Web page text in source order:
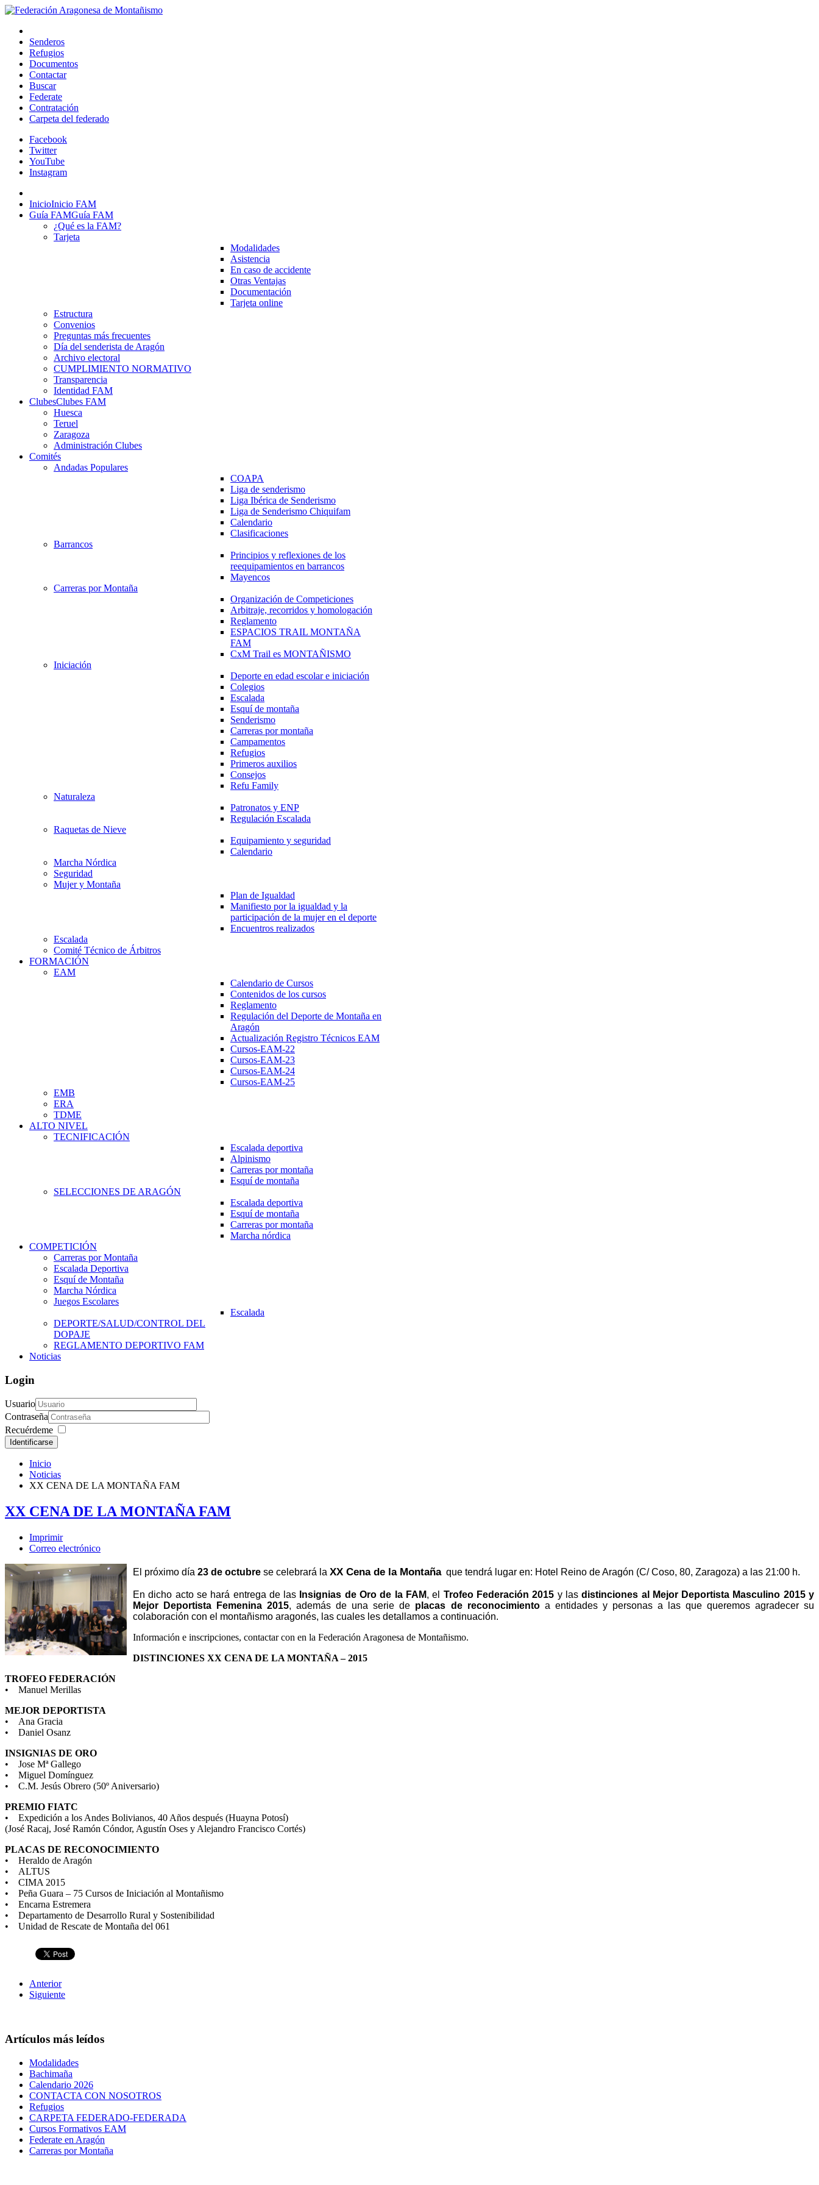
Senderos
Refugios
Documentos
Contactar
Buscar
Federate
Contratación
Carpeta del federado
Facebook
Twitter
YouTube
Instagram
InicioInicio FAM
Guía FAMGuía FAM
¿Qué es la FAM?
Tarjeta
Modalidades
Asistencia
En caso de accidente
Otras Ventajas
Documentación
Tarjeta online
Estructura
Convenios
Preguntas más frecuentes
Día del senderista de Aragón
Archivo electoral
CUMPLIMIENTO NORMATIVO
Transparencia
Identidad FAM
ClubesClubes FAM
Huesca
Teruel
Zaragoza
Administración Clubes
Comités
Andadas Populares
COAPA
Liga de senderismo
Liga Ibérica de Senderismo
Liga de Senderismo Chiquifam
Calendario
Clasificaciones
Barrancos
Principios y reflexiones de los
reequipamientos en barrancos
Mayencos
Carreras por Montaña
Organización de Competiciones
Arbitraje, recorridos y homologación
Reglamento
ESPACIOS TRAIL MONTAÑA
FAM
CxM Trail es MONTAÑISMO
Iniciación
Deporte en edad escolar e iniciación
Colegios
Escalada
Esquí de montaña
Senderismo
Carreras por montaña
Campamentos
Refugios
Primeros auxilios
Consejos
Refu Family
Naturaleza
Patronatos y ENP
Regulación Escalada
Raquetas de Nieve
Equipamiento y seguridad
Calendario
Marcha Nórdica
Seguridad
Mujer y Montaña
Plan de Igualdad
Manifiesto por la igualdad y la
participación de la mujer en el deporte
Encuentros realizados
Escalada
Comité Técnico de Árbitros
FORMACIÓN
EAM
Calendario de Cursos
Contenidos de los cursos
Reglamento
Regulación del Deporte de Montaña en
Aragón
Actualización Registro Técnicos EAM
Cursos-EAM-22
Cursos-EAM-23
Cursos-EAM-24
Cursos-EAM-25
EMB
ERA
TDME
ALTO NIVEL
TECNIFICACIÓN
Escalada deportiva
Alpinismo
Carreras por montaña
Esquí de montaña
SELECCIONES DE ARAGÓN
Escalada deportiva
Esquí de montaña
Carreras por montaña
Marcha nórdica
COMPETICIÓN
Carreras por Montaña
Escalada Deportiva
Esquí de Montaña
Marcha Nórdica
Juegos Escolares
Escalada
DEPORTE/SALUD/CONTROL DEL
DOPAJE
REGLAMENTO DEPORTIVO FAM
Noticias
Login
Usuario
Contraseña
Recuérdeme
Identificarse
Inicio
Noticias
XX CENA DE LA MONTAÑA FAM
XX CENA DE LA MONTAÑA FAM
Imprimir
Correo electrónico
El próximo día 23 de octubre se celebrará la XX Cena de la Montañaque tendrá lugar en: Hotel Reino de Aragón (C/ Coso, 80, Zaragoza) a las 21:00 h.
En dicho acto se hará entrega de las Insignias de Oro de la FAM, el Trofeo Federación 2015 y lasdistinciones al Mejor Deportista Masculino 2015 y
Mejor Deportista Femenina 2015, además de una serie de placas de reconocimientoa entidades y personas a las que queremos agradecer su
colaboración con el montañismo aragonés, las cuales les detallamos a continuación.
Información e inscripciones, contactar con en la Federación Aragonesa de Montañismo.
DISTINCIONES XX CENA DE LA MONTAÑA – 2015
TROFEO FEDERACIÓN
• Manuel Merillas
MEJOR DEPORTISTA
• Ana Gracia
• Daniel Osanz
INSIGNIAS DE ORO
• Jose Mª Gallego
• Miguel Domínguez
• C.M. Jesús Obrero (50º Aniversario)
PREMIO FIATC
• Expedición a los Andes Bolivianos, 40 Años después (Huayna Potosí)
(José Racaj, José Ramón Cóndor, Agustín Oses y Alejandro Francisco Cortés)
PLACAS DE RECONOCIMIENTO
• Heraldo de Aragón
• ALTUS
• CIMA 2015
• Peña Guara – 75 Cursos de Iniciación al Montañismo
• Encarna Estremera
• Departamento de Desarrollo Rural y Sostenibilidad
• Unidad de Rescate de Montaña del 061
Anterior
Siguiente
Artículos más leídos
Modalidades
Bachimaña
Calendario 2026
CONTACTA CON NOSOTROS
Refugios
CARPETA FEDERADO-FEDERADA
Cursos Formativos EAM
Federate en Aragón
Carreras por Montaña